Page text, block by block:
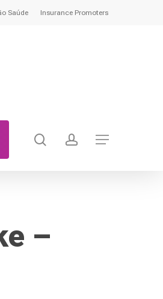
Saúde Insurance Promoters
searchaccount
Menu
–